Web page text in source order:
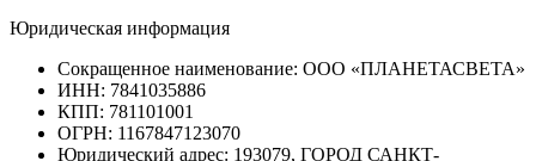
Юридическая информация
Сокращенное наименование: ООО «ПЛАНЕТАСВЕТА»
ИНН: 7841035886
КПП: 781101001
ОГРН: 1167847123070
Юридический адрес: 193079, ГОРОД САНКТ-